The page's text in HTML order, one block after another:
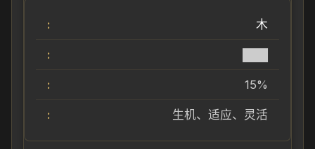
木
15%
生机、适应、灵活